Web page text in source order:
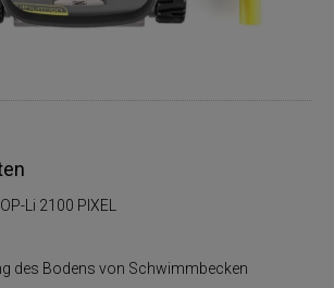
Li 2100 PIXEL
des Bodens von Schwimmbecken